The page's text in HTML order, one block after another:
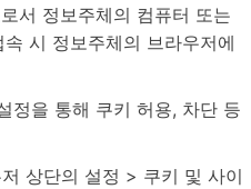
서 정보주체의 컴퓨터 또는
시 정보주체의 브라우저에
을 통해 쿠키 허용, 차단 등
상단의 설정 > 쿠키 및 사이